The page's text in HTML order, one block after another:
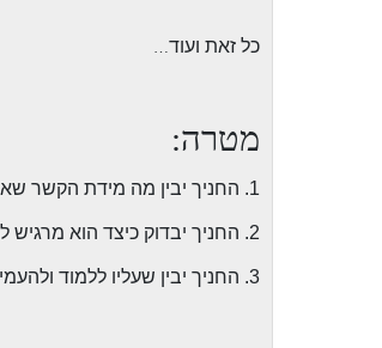
כל זאת ועוד…
מטרה:
1. החניך יבין מה מידת הקשר שאמורה להיות בנינו לבין אבינו שבשמיים.
2. החניך יבדוק כיצד הוא מרגיש לגבי עולמו הדתי והאם הוא מרוצה ממנו.
3. החניך יבין שעליו ללמוד ולהעמיק כדי להתחבר לעולם התורה.